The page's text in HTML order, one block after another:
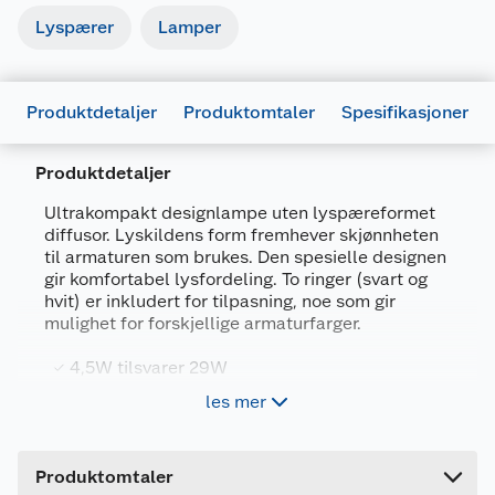
Lyspærer Lamper
Produktdetaljer Produktomtaler Spesifikasjoner
Produktdetaljer
Ultrakompakt designlampe uten lyspæreformet
diffusor. Lyskildens form fremhever skjønnheten
til armaturen som brukes. Den spesielle designen
gir komfortabel lysfordeling. To ringer (svart og
hvit) er inkludert for tilpasning, noe som gir
mulighet for forskjellige armaturfarger.
4,5W tilsvarer 29W
les mer
Produktomtaler
Generelt
Artikkelnummer
4099854356926
Leverandørens
4099854356926